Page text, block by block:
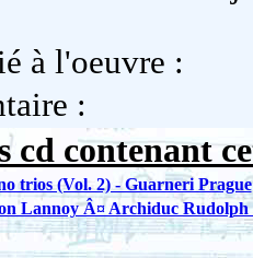
à l'oeuvre :
:
cd contenant
trios (Vol. 2) - Guarneri Prague
Lannoy Â¤ Archiduc